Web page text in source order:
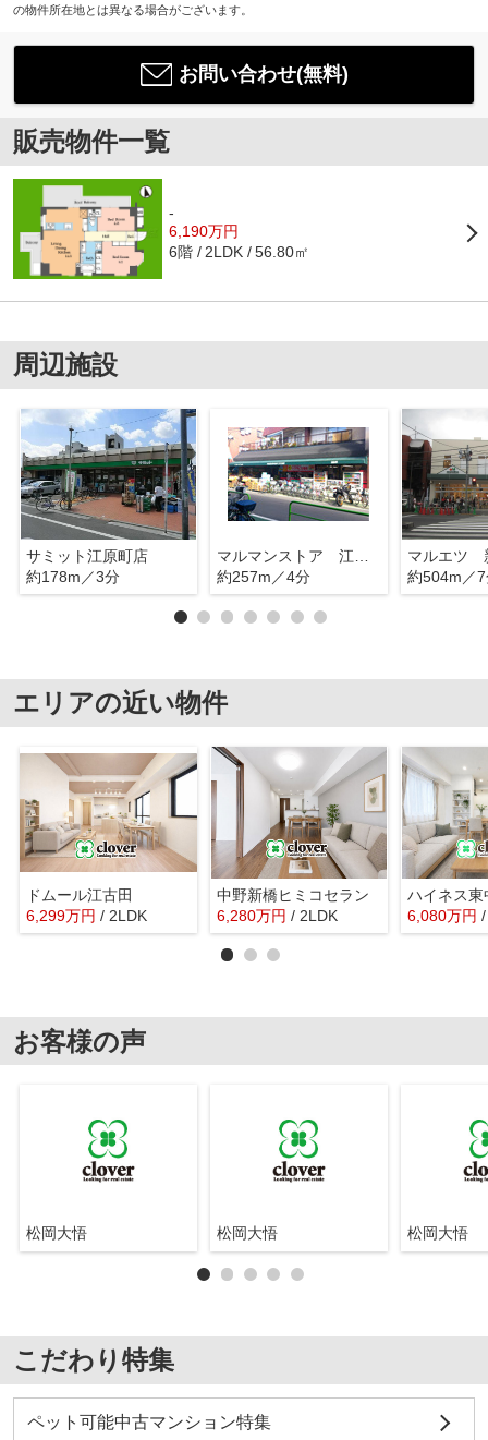
の物件所在地とは異なる場合がございます。
お問い合わせ(無料)
販売物件一覧
-
6,190万円
6階 2LDK 56.80㎡
周辺施設
サミット江原町店
約178m／3分
マルマンストア 江古田店
約257m／4分
約504m／
エリアの近い物件
ドムール江古田
6,299万円 / 2LDK
中野新橋ヒミコセラン
6,280万円 / 2LDK
ハイネス東
6,080万円
お客様の声
松岡大悟 松岡大悟 松岡大悟
こだわり特集
ペット可能中古マンション特集